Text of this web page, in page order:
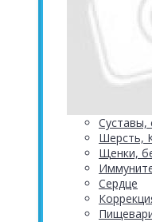
Суставы,
Шерсть,
Щенки,
Сердце